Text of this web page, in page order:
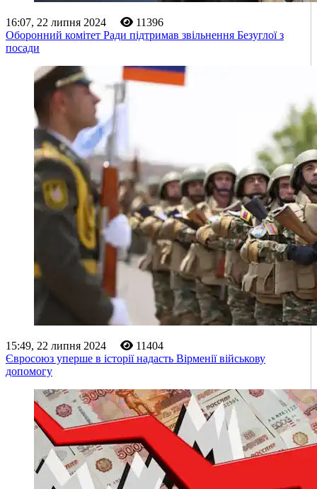
16:07, 22 липня 2024
11396
Оборонний комітет Ради підтримав звільнення Безуглої з
посади
15:49, 22 липня 2024
11404
Євросоюз уперше в історії надасть Вірменії військову
допомогу